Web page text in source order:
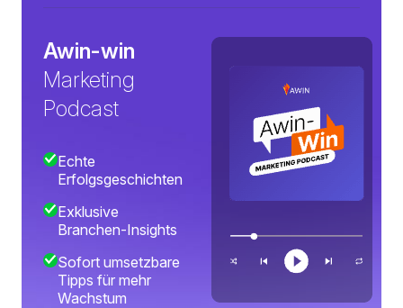
Awin-win
Marketing
Podcast
Echte
Erfolgsgeschichten
Exklusive
Branchen-Insights
Sofort umsetzbare
Tipps für mehr
Wachstum